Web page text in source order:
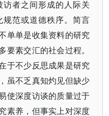
者之间形成的人际关
范或道德秩序。简言
单单是收集资料的研究
要素交汇的社会过程。
于不少反思成果是研究
虽不乏真知灼见但缺少
使深度访谈的质量过于
素养，但事实上对深度